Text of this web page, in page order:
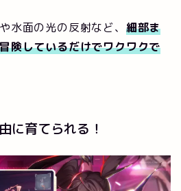
水面の光の反射など、 細部ま
険しているだけでワクワクで
に育てられる！